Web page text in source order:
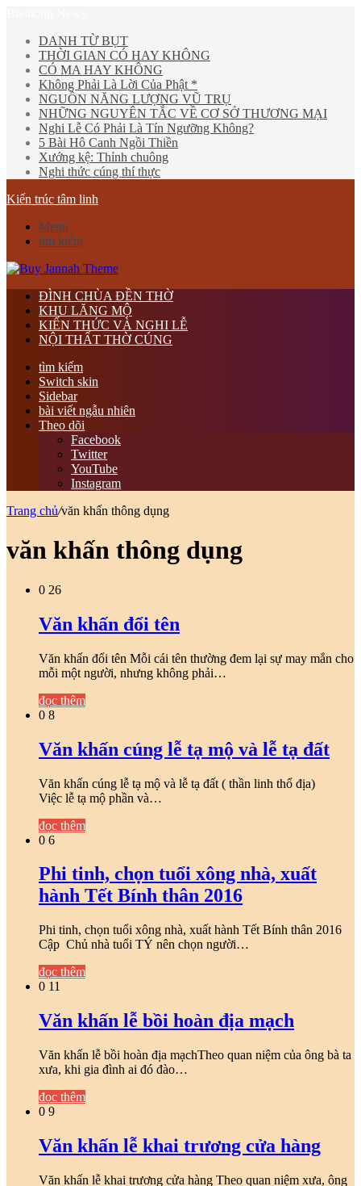
DANH TỪ BỤT
THỜI GIAN CÓ HAY KHÔNG
CÓ MA HAY KHÔNG
Không Phải Là Lời Của Phật *
NGUỒN NĂNG LƯỢNG VŨ TRỤ
NHỮNG NGUYÊN TẮC VỀ CƠ SỞ THƯƠNG MẠI
Nghi Lễ Có Phải Là Tín Ngưỡng Không?
5 Bài Hô Canh Ngồi Thiền
Xướng kệ: Thỉnh chuông
Nghi thức cúng thí thực
Kiến trúc tâm linh
Menu
tìm kiếm
ĐÌNH CHÙA ĐỀN THỜ
KHU LĂNG MỘ
KIẾN THỨC VÀ NGHI LỄ
NỘI THẤT THỜ CÚNG
tìm kiếm
Switch skin
Sidebar
bài viết ngẫu nhiên
Theo dõi
Facebook
Twitter
YouTube
Instagram
Trang chủ/văn khấn thông dụng
văn khấn thông dụng
0 26
Văn khấn đổi tên
Văn khấn đổi tên Mỗi cái tên thường đem lại sự may mắn cho
mỗi một người, nhưng không phải…
đọc thêm
0 8
Văn khấn cúng lễ tạ mộ và lễ tạ đất
Văn khấn cúng lễ tạ mộ và lễ tạ đất ( thần linh thổ địa)
Việc lễ tạ mộ phần và…
đọc thêm
0 6
Phi tinh, chọn tuổi xông nhà, xuất
hành Tết Bính thân 2016
Phi tinh, chọn tuổi xông nhà, xuất hành Tết Bính thân 2016
Cập Chủ nhà tuổi TÝ nên chọn người…
đọc thêm
0 11
Văn khấn lễ bồi hoàn địa mạch
Văn khấn lễ bồi hoàn địa mạchTheo quan niệm của ông bà ta
xưa, khi gia đình ai đó đào…
đọc thêm
0 9
Văn khấn lễ khai trương cửa hàng
Văn khấn lễ khai trương cửa hàng Theo quan niệm xưa, ông